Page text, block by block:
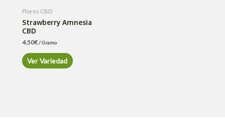
Flores CBD
Strawberry Amnesia
CBD
4.50€/ Gramo
Ver Variedad